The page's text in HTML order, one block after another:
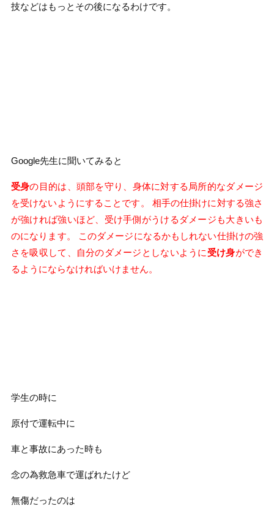
技などはもっとその後になるわけです。
Google先生に聞いてみると
受身の目的は、頭部を守り、身体に対する局所的なダメージ
を受けないようにすることです。 相手の仕掛けに対する強さ
が強ければ強いほど、受け手側がうけるダメージも大きいも
のになります。 このダメージになるかもしれない仕掛けの強
さを吸収して、自分のダメージとしないように 受け身ができ
るようにならなければいけません。
学生の時に
原付で運転中に
車と事故にあった時も
念の為救急車で運ばれたけど
無傷だったのは